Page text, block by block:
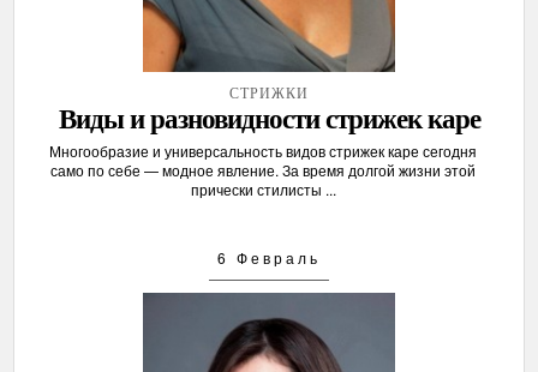
СТРИЖКИ
Виды и разновидности стрижек каре
Многообразие и универсальность видов стрижек каре сегодня
само по себе — модное явление. За время долгой жизни этой
прически стилисты ...
6 Февраль